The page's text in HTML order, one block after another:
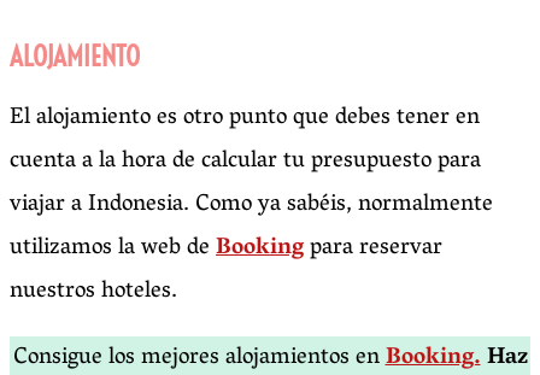
ALOJAMIENTO
El alojamiento es otro punto que debes tener en
cuenta a la hora de calcular tu presupuesto para
viajar a Indonesia. Como ya sabéis, normalmente
utilizamos la web deBookingpara reservar
nuestros hoteles.
Consigue los mejores alojamientos enBooking.Haz